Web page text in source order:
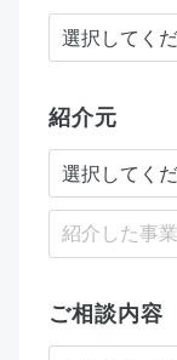
紹介元
ご相談内容